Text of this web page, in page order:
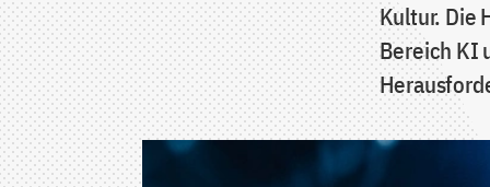
Kultur. Die
Bereich KI